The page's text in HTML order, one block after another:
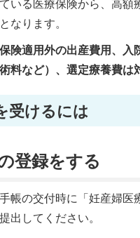
いる医療保険から、高額
なります。
保険適用外の出産費用、
料など）、選定療養費は
受けるには
登録をする
帳の交付時に「妊産婦医
出してください。